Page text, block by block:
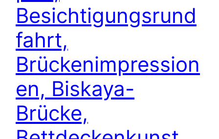
Besichtigungsrund
fahrt,
Brückenimpression
en, Biskaya-
Brücke,